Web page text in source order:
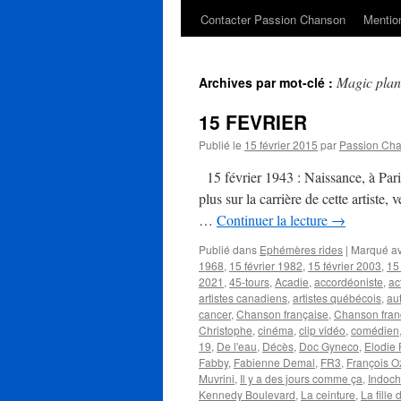
Contacter Passion Chanson
Archives par mot-clé : Magic
15 FEVRIER
Publié le 15 février 2015 par Passion
15 février 1943 : Naissance, à
plus sur la carrière de cette
… Continuer la lecture →
Publié dans Ephémères rides | Marqué
1968, 15 février 1982, 15 février 2003,
2021 , 45-tours, Acadie, accordéoniste,
artistes canadiens, artistes québécois,
cancer, Chanson française, Chanson
Christophe, cinéma, clip vidéo, comédien,
19, De l'eau, Décès, Doc Gyneco, Elodie
Fabby, Fabienne Demal, FR3, François
Muvrini, Il y a des jours comme ça,
Kennedy Boulevard, La ceinture, La fille